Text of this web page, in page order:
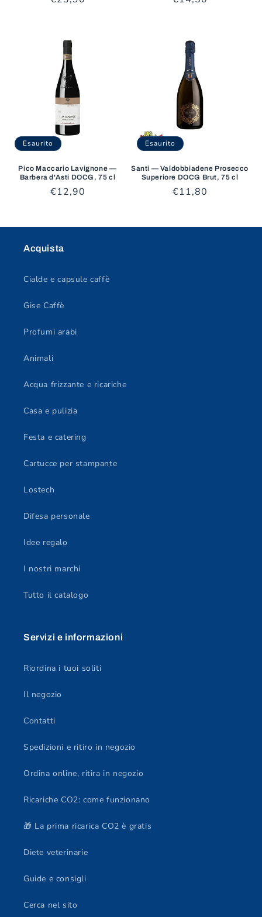
Esaurito
Pico Maccario Lavignone —
Barbera d'Asti DOCG, 75 cl
Prezzo
€12,90
Esaurito
Santi — Valdobbiadene Prosecco
Superiore DOCG Brut, 75 cl
Prezzo
€11,80
Acquista
Cialde e capsule caffè
Gise Caffè
Profumi arabi
Animali
Acqua frizzante e ricariche
Casa e pulizia
Festa e catering
Cartucce per stampante
Lostech
Difesa personale
Idee regalo
I nostri marchi
Tutto il catalogo
Servizi e informazioni
Riordina i tuoi soliti
Il negozio
Contatti
Spedizioni e ritiro in negozio
Ordina online, ritira in negozio
Ricariche CO2: come funzionano
🎁 La prima ricarica CO2 è gratis
Diete veterinarie
Guide e consigli
Cerca nel sito